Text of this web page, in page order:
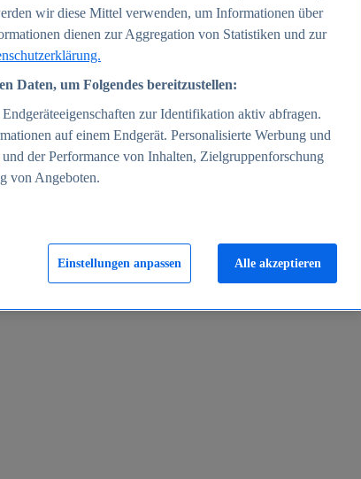
2025
wir diese Mittel verwenden, um Informationen über
dienen zur Aggregation von Statistiken und zur
Daten, um Folgendes bereitzustellen:
zur Identifikation aktiv abfragen.
auf einem Endgerät. Personalisierte Werbung und
der Performance von Inhalten, Zielgruppenforschung
von Angeboten.
Einstellungen anpassen Alle akzeptieren